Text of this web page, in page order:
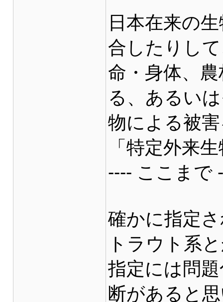
日本在来の
合したりし
命・身体、
る、あるい
物による被
「特定外来
---- ここまで
確かに指定
トラウト系
指定には問
断があると